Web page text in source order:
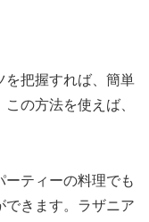
を把握すれば、簡単
の方法を使えば、
ーティーの料理でも
できます。ラザニア